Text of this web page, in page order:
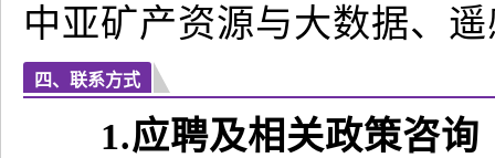
中亚矿产资源与大数据、
四、联系方式
1.应聘及相关政策咨询